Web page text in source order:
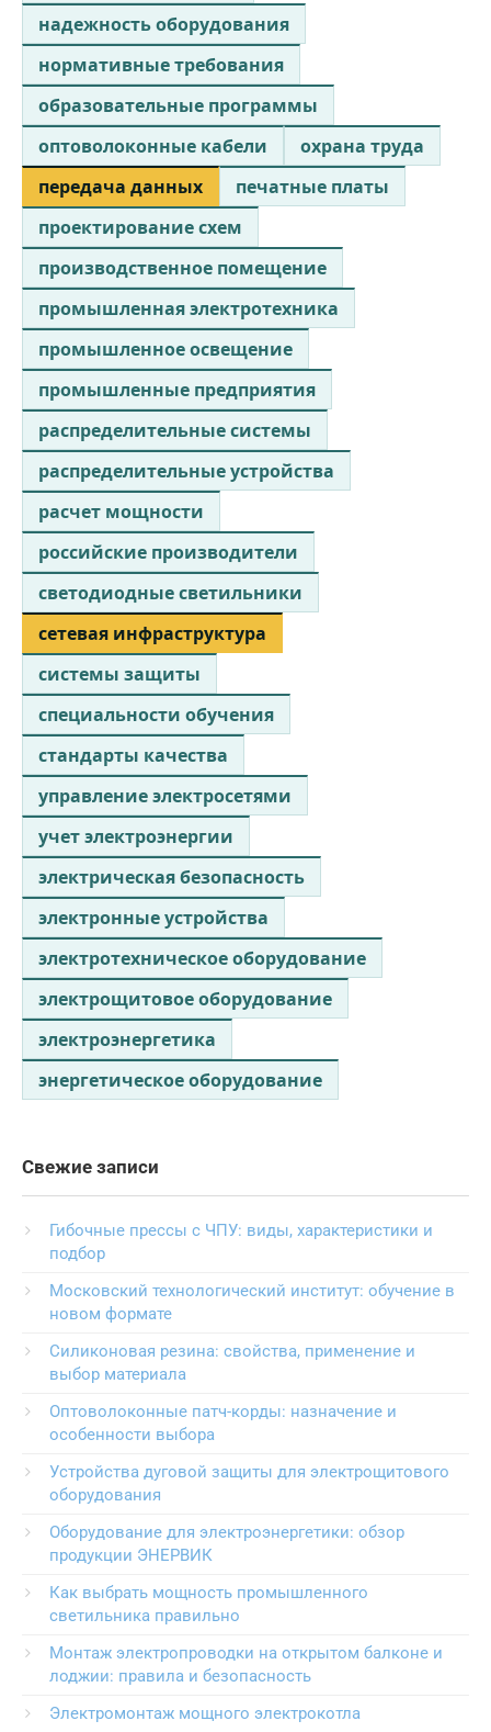
надежность оборудования
нормативные требования
образовательные программы
оптоволоконные кабели
охрана труда
передача данных
печатные платы
проектирование схем
производственное помещение
промышленная электротехника
промышленное освещение
промышленные предприятия
распределительные системы
распределительные устройства
расчет мощности
российские производители
светодиодные светильники
сетевая инфраструктура
системы защиты
специальности обучения
стандарты качества
управление электросетями
учет электроэнергии
электрическая безопасность
электронные устройства
электротехническое оборудование
электрощитовое оборудование
электроэнергетика
энергетическое оборудование
Свежие записи
Гибочные прессы с ЧПУ: виды, характеристики и
подбор
Московский технологический институт: обучение в
новом формате
Силиконовая резина: свойства, применение и
выбор материала
Оптоволоконные патч-корды: назначение и
особенности выбора
Устройства дуговой защиты для электрощитового
оборудования
Оборудование для электроэнергетики: обзор
продукции ЭНЕРВИК
Как выбрать мощность промышленного
светильника правильно
Монтаж электропроводки на открытом балконе и
лоджии: правила и безопасность
Электромонтаж мощного электрокотла